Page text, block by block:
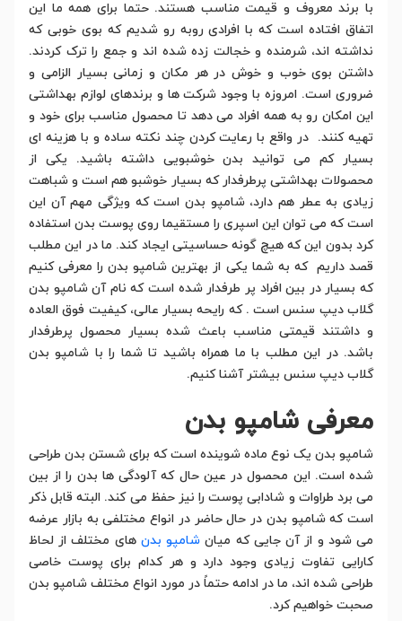
با برند معروف و قیمت مناسب هستند. حتما برای همه ما این
اتفاق افتاده است که با افرادی روبه رو شدیم که بوی خوبی که
نداشته اند، شرمنده و خجالت زده شده اند و جمع را ترک کردند.
داشتن بوی خوب و خوش در هر مکان و زمانی بسیار الزامی و
ضروری است. امروزه با وجود شرکت ها و برندهای لوازم بهداشتی
این امکان رو به همه افراد می دهد تا محصول مناسب برای خود و
تهیه کنند. در واقع با رعایت کردن چند نکته ساده و با هزینه ای
بسیار کم می توانید بدن خوشبویی داشته باشید. یکی از
محصولات بهداشتی پرطرفدار که بسیار خوشبو هم است و شباهت
زیادی به عطر هم دارد، شامپو بدن است که ویژگی مهم آن این
است که می توان این اسپری را مستقیما روی پوست بدن استفاده
کرد بدون این که هیچ گونه حساسیتی ایجاد کند. ما در این مطلب
قصد داریم که به شما یکی از بهترین شامپو بدن را معرفی کنیم
که بسیار در بین افراد پر طرفدار شده است که نام آن شامپو بدن
گلاب دیپ سنس است . که رایحه بسیار عالی، کیفیت فوق العاده
و داشتند قیمتی مناسب باعث شده بسیار محصول پرطرفدار
باشد. در این مطلب با ما همراه باشید تا شما را با شامپو بدن
گلاب دیپ سنس بیشتر آشنا کنیم.
معرفی شامپو بدن
شامپو بدن یک نوع ماده شوینده است که برای شستن بدن طراحی
شده است. این محصول در عین حال که آلودگی ها بدن را از بین
می برد طراوات و شادابی پوست را نیز حفظ می کند. البته قابل ذکر
است که شامپو بدن در حال حاضر در انواع مختلفی به بازار عرضه
می شود و از آن جایی که میان شامپو بدن های مختلف از لحاظ
کارایی تفاوت زیادی وجود دارد و هر کدام برای پوست خاصی
طراحی شده اند، ما در ادامه حتماً در مورد انواع مختلف شامپو بدن
صحبت خواهیم کرد.